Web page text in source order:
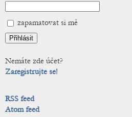
zapamatovat si mě
Nemáte zde účet?
Zaregistrujte se!
RSS feed
Atom feed